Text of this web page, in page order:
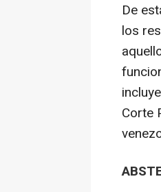
De
los
Corte